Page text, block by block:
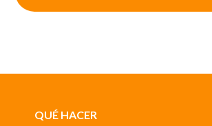
QUÉ HACER